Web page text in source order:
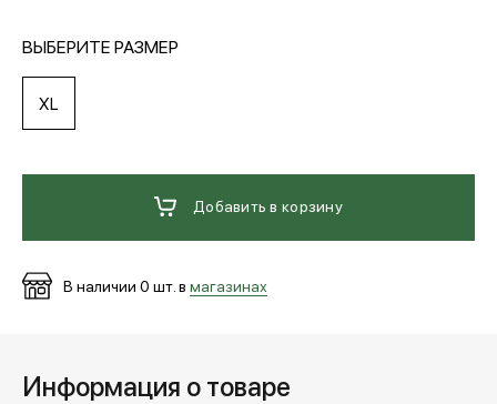
Вход в личный кабинет
+7 (495) 139-66-00
ВЫБЕРИТЕ РАЗМЕР
XL
Добавить в корзину
В наличии 0 шт. в магазинах
Информация о товаре